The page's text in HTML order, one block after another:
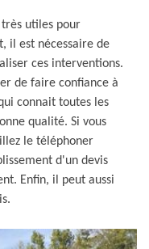
utiles pour
il est nécessaire de
ces interventions.
de faire confiance à
connait toutes les
qualité. Si vous
le téléphoner
d'un devis
Enfin, il peut aussi